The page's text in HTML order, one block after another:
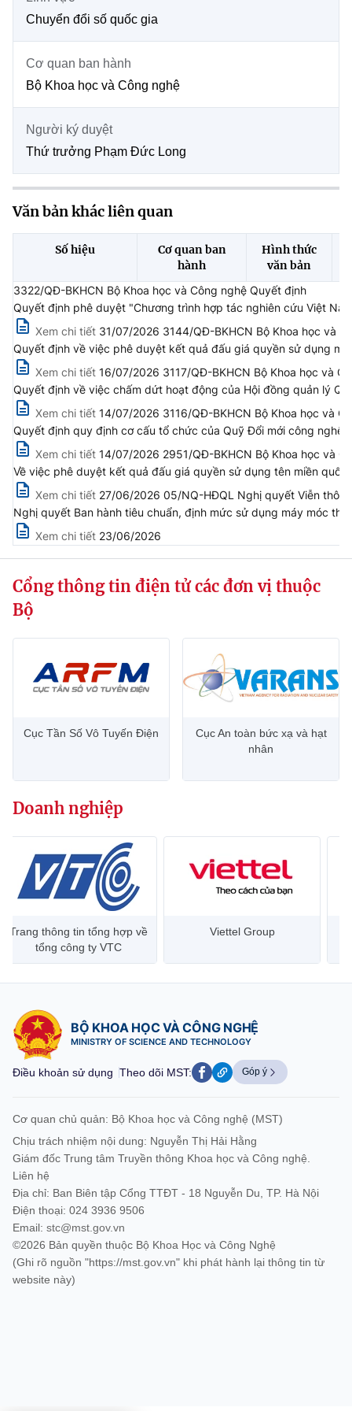
Chọn ngôn ngữ
Vietnamese English
BỘ KHOA HỌC VÀ CÔNG NGHỆ
MINISTRY OF SCIENCE AND TECHNOLOGY
Cơ quan chủ quản: Bộ Khoa học và Công nghệ (MST)
Chịu trách nhiệm nội dung: Nguyễn Thị Hải Hằng
Giám đốc Trung tâm Truyền thông Khoa học và Công nghệ.
Địa chỉ: Ban Biên tập Cổng TTĐT - 18 Nguyễn Du, TP. Hà Nội
Điện thoại: 024 3936 9506
Email:
©2026 Bản quyền thuộc Bộ Khoa Học và Công Nghệ
(Ghi rõ nguồn "https://mst.gov.vn" khi phát hành lại thông tin từ
website này)
Chuyển đổi số quốc gia
Cơ quan ban hành
Bộ Khoa học và Công nghệ
Người ký duyệt
Thứ trưởng Phạm Đức Long
Văn bản khác liên quan
Số hiệu
Cơ quan ban
hành
Hình thức
văn bản
3322/QĐ-BKHCN Bộ Khoa học và Công nghệ Quyết định
Quyết định phê duyệt "Chương trình hợp tác nghiên cứu Việt
Xem chi tiết 31/07/2026 3144/QĐ-BKHCN Bộ Khoa học và
Quyết định về việc phê duyệt kết quả đấu giá quyền sử dụng
Xem chi tiết 16/07/2026 3117/QĐ-BKHCN Bộ Khoa học và
Quyết định về việc chấm dứt hoạt động của Hội đồng quản lý
Xem chi tiết 14/07/2026 3116/QĐ-BKHCN Bộ Khoa học và
Quyết định quy định cơ cấu tổ chức của Quỹ Đổi mới công nghệ
Xem chi tiết 14/07/2026 2951/QĐ-BKHCN Bộ Khoa học và
Về việc phê duyệt kết quả đấu giá quyền sử dụng tên miền quốc
Xem chi tiết 27/06/2026 05/NQ-HĐQL Nghị quyết Viễn
Nghị quyết Ban hành tiêu chuẩn, định mức sử dụng máy móc
Xem chi tiết 23/06/2026
Cổng thông tin điện tử các đơn vị thuộc
Bộ
Cục Tần Số Vô Tuyến Điện
Cục An toàn bức xạ và hạt
nhân
Doanh nghiệp
Trang thông tin tổng hợp về
tổng công ty VTC
Viettel Group
BỘ KHOA HỌC VÀ CÔNG NGHỆ
MINISTRY OF SCIENCE AND TECHNOLOGY
Điều khoản sử dụng Theo dõi MST: Góp ý
Cơ quan chủ quản: Bộ Khoa học và Công nghệ (MST)
Chịu trách nhiệm nội dung: Nguyễn Thị Hải Hằng
Giám đốc Trung tâm Truyền thông Khoa học và Công nghệ.
Liên hệ
Địa chỉ: Ban Biên tập Cổng TTĐT - 18 Nguyễn Du, TP. Hà Nội
Điện thoại: 024 3936 9506
Email: stc@mst.gov.vn
©2026 Bản quyền thuộc Bộ Khoa Học và Công Nghệ
(Ghi rõ nguồn "https://mst.gov.vn" khi phát hành lại thông tin từ
website này)